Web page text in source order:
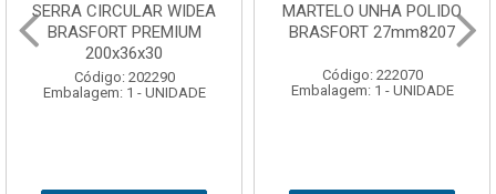
SERRA CIRCULAR WIDEA
BRASFORT PREMIUM
200x36x30
Código: 202290
Embalagem: 1 - UNIDADE
MARTELO UNHA POLIDO
BRASFORT 27mm8207
Código: 222070
Embalagem: 1 - UNIDADE